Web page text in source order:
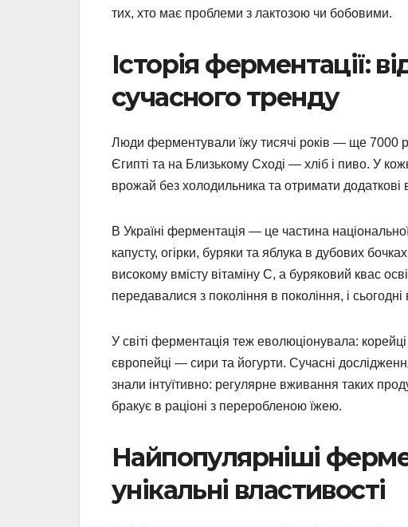
тих, хто має проблеми з лактозою чи бобовими.
Історія ферментації:
сучасного тренду
Люди ферментували їжу тисячі років — ще 7000
Єгипті та на Близькому Сході — хліб і пиво. У
врожай без холодильника та отримати додаткові
В Україні ферментація — це частина
капусту, огірки, буряки та яблука в дубових
високому вмісту вітаміну С, а буряковий квас
передавалися з покоління в покоління, і
У світі ферментація теж еволюціонувала:
європейці — сири та йогурти. Сучасні
знали інтуїтивно: регулярне вживання таких
бракує в раціоні з переробленою їжею.
Найпопулярніші
унікальні властивості